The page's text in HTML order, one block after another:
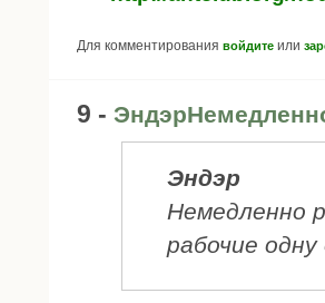
Для комментирования войдите или
9 -
Эндэр
Немедленно
рабочие